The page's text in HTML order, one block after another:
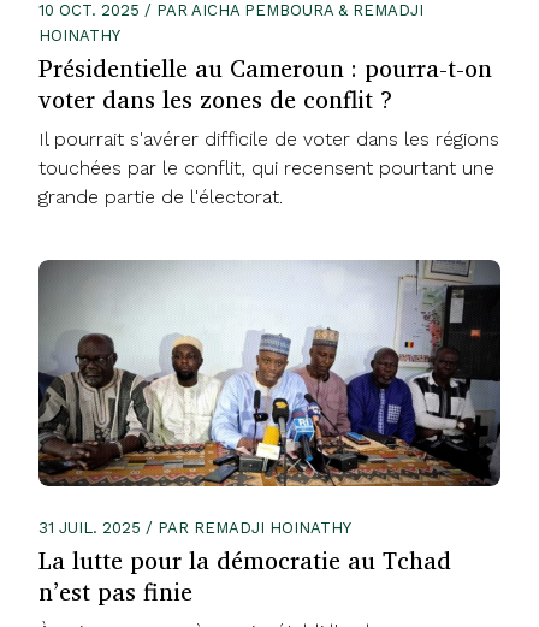
10 OCT. 2025 / PAR AICHA PEMBOURA & REMADJI
HOINATHY
Présidentielle au Cameroun : pourra-t-on
voter dans les zones de conflit ?
Il pourrait s'avérer difficile de voter dans les régions
touchées par le conflit, qui recensent pourtant une
grande partie de l'électorat.
31 JUIL. 2025 / PAR REMADJI HOINATHY
La lutte pour la démocratie au Tchad
n’est pas finie